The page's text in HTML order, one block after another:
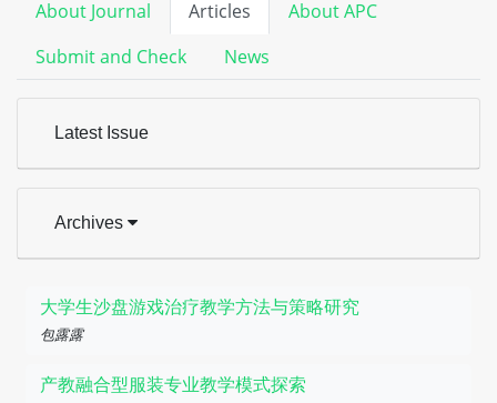
About Journal Articles
About APC
Submit and Check
News
Latest Issue
Archives
大学生沙盘游戏治疗教学方法与策略研究
包露露
产教融合型服装专业教学模式探索